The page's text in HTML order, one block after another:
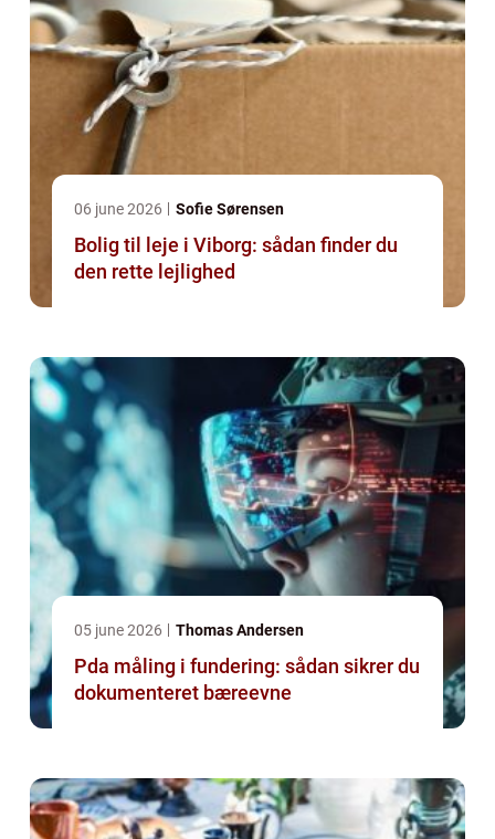
06 june 2026 Sofie Sørensen
Bolig til leje i Viborg: sådan finder du
den rette lejlighed
05 june 2026 Thomas Andersen
Pda måling i fundering: sådan sikrer du
dokumenteret bæreevne